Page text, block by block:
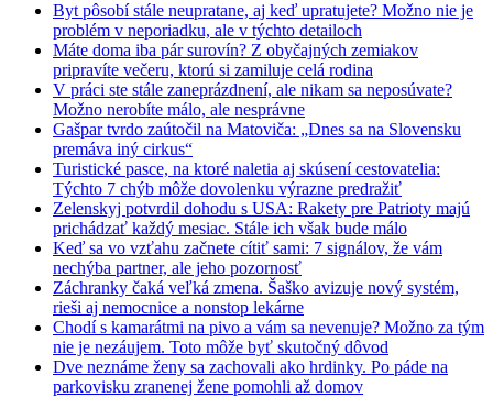
Byt pôsobí stále neupratane, aj keď upratujete? Možno nie je
problém v neporiadku, ale v týchto detailoch
Máte doma iba pár surovín? Z obyčajných zemiakov
pripravíte večeru, ktorú si zamiluje celá rodina
V práci ste stále zaneprázdnení, ale nikam sa neposúvate?
Možno nerobíte málo, ale nesprávne
Gašpar tvrdo zaútočil na Matoviča: „Dnes sa na Slovensku
premáva iný cirkus“
Turistické pasce, na ktoré naletia aj skúsení cestovatelia:
Týchto 7 chýb môže dovolenku výrazne predražiť
Zelenskyj potvrdil dohodu s USA: Rakety pre Patrioty majú
prichádzať každý mesiac. Stále ich však bude málo
Keď sa vo vzťahu začnete cítiť sami: 7 signálov, že vám
nechýba partner, ale jeho pozornosť
Záchranky čaká veľká zmena. Šaško avizuje nový systém,
rieši aj nemocnice a nonstop lekárne
Chodí s kamarátmi na pivo a vám sa nevenuje? Možno za tým
nie je nezáujem. Toto môže byť skutočný dôvod
Dve neznáme ženy sa zachovali ako hrdinky. Po páde na
parkovisku zranenej žene pomohli až domov